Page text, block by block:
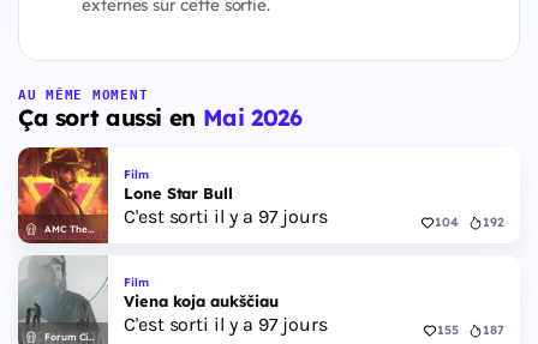
externes sur cette sortie.
AU MÊME MOMENT
Ça sort aussi en Mai 2026
AMC Theatres
Film
Lone Star Bull
C'est sorti il y a 97 jours 104 192
Forum Cinemas
Film
Viena koja aukščiau
C'est sorti il y a 97 jours 155 187